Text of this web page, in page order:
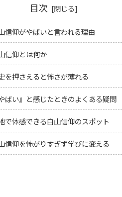
目次
信仰がやばいと言われる理由
信仰とは何か
を押さえると怖さが薄れる
やばい』と感じたときのよくある疑問
で体感できる白山信仰のスポット
信仰を怖がりすぎず学びに変える